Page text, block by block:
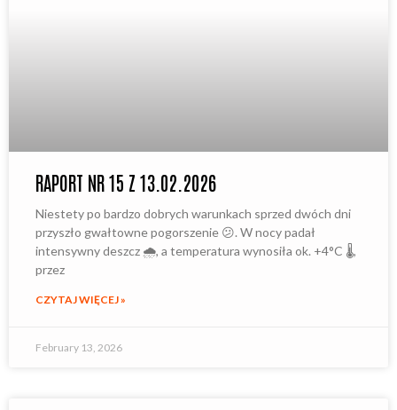
RAPORT NR 15 Z 13.02.2026
Niestety po bardzo dobrych warunkach sprzed dwóch dni
przyszło gwałtowne pogorszenie 😕. W nocy padał
intensywny deszcz 🌧️, a temperatura wynosiła ok. +4°C 🌡️,
przez
CZYTAJ WIĘCEJ »
February 13, 2026